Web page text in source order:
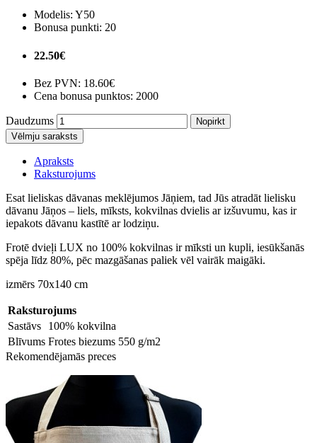
Modelis: Y50
Bonusa punkti: 20
22.50€
Bez PVN: 18.60€
Cena bonusa punktos: 2000
Daudzums
Nopirkt
Vēlmju saraksts
Apraksts
Raksturojums
Esat lieliskas dāvanas meklējumos Jāņiem, tad Jūs atradāt lielisku
dāvanu Jāņos – liels, mīksts, kokvilnas dvielis ar izšuvumu, kas ir
iepakots dāvanu kastītē ar lodziņu.
Frotē dvieļi LUX no 100% kokvilnas ir mīksti un kupli, iesūkšanās
spēja līdz 80%, pēc mazgāšanas paliek vēl vairāk maigāki.
izmērs 70x140 cm
Raksturojums
Sastāvs
100% kokvilna
Blīvums Frotes biezums 550 g/m2
Rekomendējamās preces